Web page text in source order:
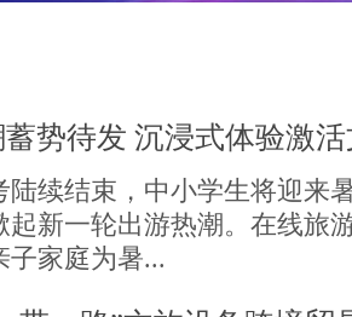
势待发 沉浸式体验激
陆续结束，中小学生将迎来
起新一轮出游热潮。在线旅
子家庭为暑...